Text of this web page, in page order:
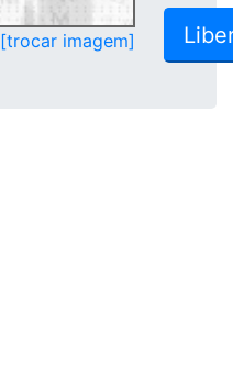
[trocar imagem]